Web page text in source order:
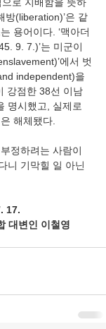
방(liberation)’은 같
용어이다. ‘맥아더
9. 7.)’는 미군이
에서 벗
independent)을
강점한 38선 이남
명시했고, 실제로
해체됐다.
정하려는 사람이
니 기막힐 일 아닌
17.
대변인 이철영